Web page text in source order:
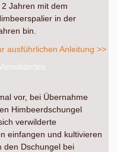
Jahren mit dem
in der
bin.
ausführlichen Anleitung >>
vor, bei Übernahme
Himbeerdschungel
verwilderte
einfangen und kultivieren
den Dschungel bei